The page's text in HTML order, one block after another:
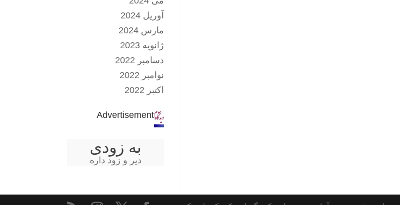
آوریل 2024
مارس 2024
ژانویه 2023
دسامبر 2022
نوامبر 2022
اکتبر 2022
Advertisement
به زودی
دیر و زود داره